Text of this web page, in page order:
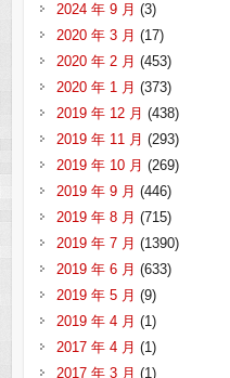
2024 年 9 月 (3)
2020 年 3 月 (17)
2020 年 2 月 (453)
2020 年 1 月 (373)
2019 年 12 月 (438)
2019 年 11 月 (293)
2019 年 10 月 (269)
2019 年 9 月 (446)
2019 年 8 月 (715)
2019 年 7 月 (1390)
2019 年 6 月 (633)
2019 年 5 月 (9)
2019 年 4 月 (1)
2017 年 4 月 (1)
2017 年 3 月 (1)